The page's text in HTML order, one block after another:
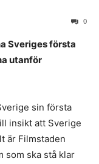
0
Sveriges första
utanför
sin första
insikt att Sverige
är Filmstaden
som ska stå klar